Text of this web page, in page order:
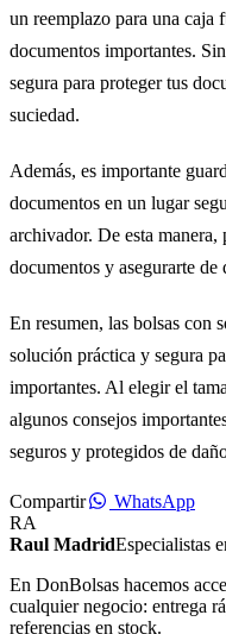
un reemplazo para una caja
documentos importantes.
segura para proteger tus
suciedad.
Además, es importante
documentos en un lugar
archivador. De esta
documentos y asegurarte de
En resumen, las bolsas con
solución práctica y segura
importantes. Al elegir el
algunos consejos
seguros y protegidos de
Compartir
WhatsApp
RA
Raul MadridEspecialistas
En DonBolsas hacemos
cualquier negocio: entrega
referencias en stock.